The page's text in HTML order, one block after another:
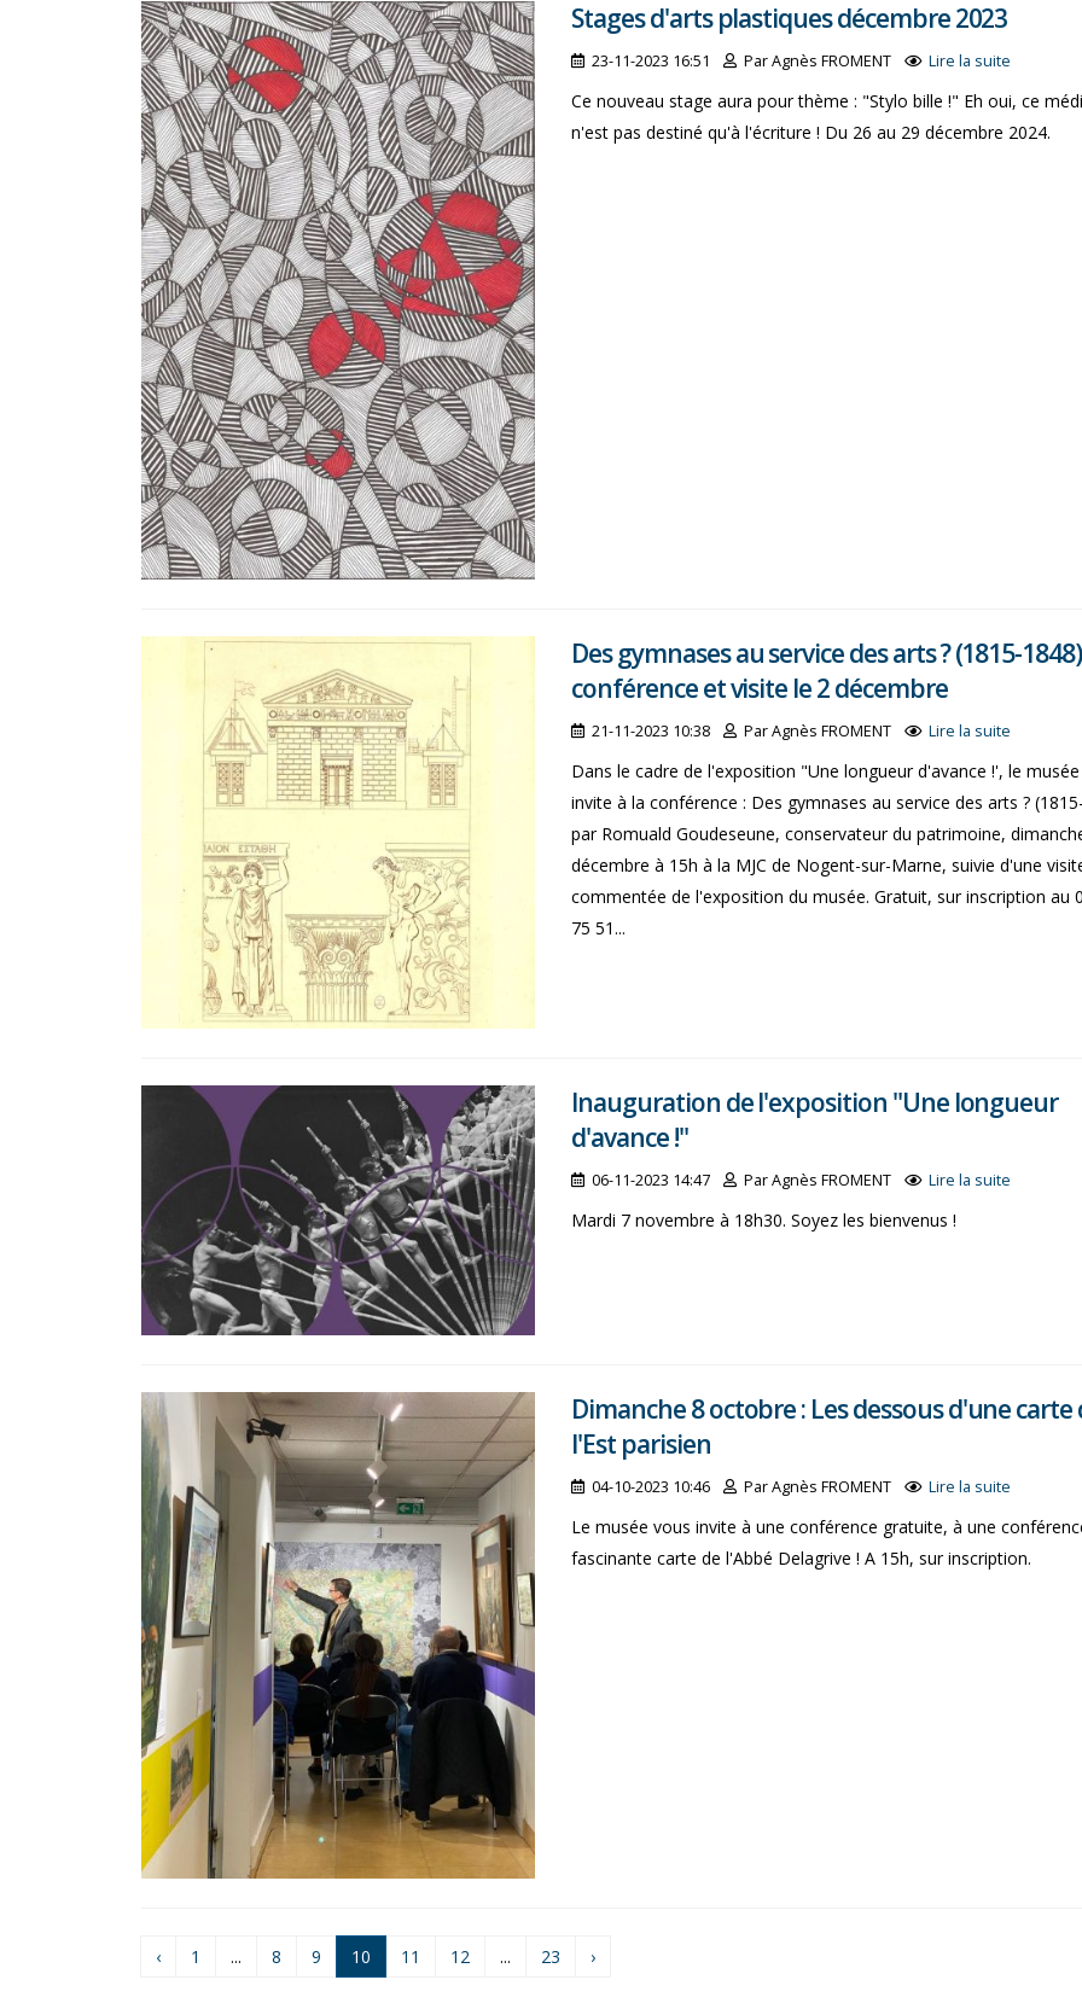
Stages d'arts plastiques décembre 2023
23-11-2023 16:51 Par Agnès FROMENT Lire la suite
Ce nouveau stage aura pour thème : "Stylo bille !" Eh oui, ce
n'est pas destiné qu'à l'écriture ! Du 26 au 29 décembre 2024.
Des gymnases au service des arts ? (1815-
conférence et visite le 2 décembre
21-11-2023 10:38 Par Agnès FROMENT Lire la suite
Dans le cadre de l'exposition "Une longueur d'avance !', le
invite à la conférence : Des gymnases au service des arts ?
par Romuald Goudeseune, conservateur du patrimoine,
décembre à 15h à la MJC de Nogent-sur-Marne, suivie d'une
commentée de l'exposition du musée. Gratuit, sur inscription au
75 51...
Inauguration de l'exposition "Une longueur
d'avance !"
06-11-2023 14:47 Par Agnès FROMENT Lire la suite
Mardi 7 novembre à 18h30. Soyez les bienvenus !
Dimanche 8 octobre : Les dessous d'une carte
l'Est parisien
04-10-2023 10:46 Par Agnès FROMENT Lire la suite
Le musée vous invite à une conférence gratuite, à une
fascinante carte de l'Abbé Delagrive ! A 15h, sur inscription.
‹ 1 ... 8 9 10 11 12 ... 23 ›